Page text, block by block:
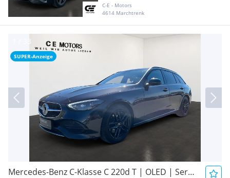
C-E - Motors
4614 Marchtrenk
SUPER-Anzeige
Mercedes-Benz C-Klasse C 220d T | OLED | Servicegepflegt